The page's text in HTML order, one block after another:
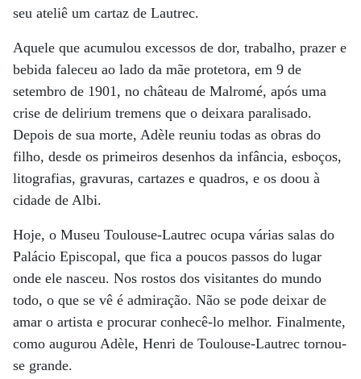
seu ateliê um cartaz de Lautrec.
Aquele que acumulou excessos de dor, trabalho, prazer e
bebida faleceu ao lado da mãe protetora, em 9 de
setembro de 1901, no château de Malromé, após uma
crise de delirium tremens que o deixara paralisado.
Depois de sua morte, Adèle reuniu todas as obras do
filho, desde os primeiros desenhos da infância, esboços,
litografias, gravuras, cartazes e quadros, e os doou à
cidade de Albi.
Hoje, o Museu Toulouse-Lautrec ocupa várias salas do
Palácio Episcopal, que fica a poucos passos do lugar
onde ele nasceu. Nos rostos dos visitantes do mundo
todo, o que se vê é admiração. Não se pode deixar de
amar o artista e procurar conhecê-lo melhor. Finalmente,
como augurou Adèle, Henri de Toulouse-Lautrec tornou-
se grande.